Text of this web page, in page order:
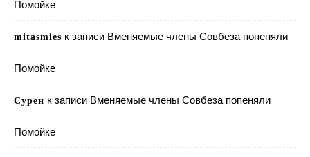
Помойке
mitasmies к записи Вменяемые члены Совбеза попеняли
Помойке
Сурен к записи Вменяемые члены Совбеза попеняли
Помойке